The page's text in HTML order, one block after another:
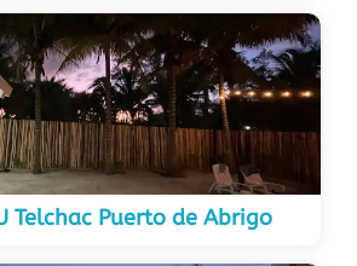
Telchac Puerto de Abrigo